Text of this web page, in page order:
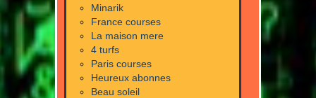
Minarik
France courses
La maison mere
4 turfs
Paris courses
Heureux abonnes
Beau soleil